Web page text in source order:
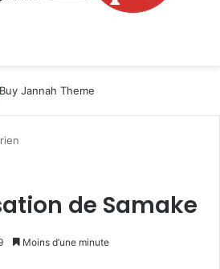
de Samake
Moins d’une minute